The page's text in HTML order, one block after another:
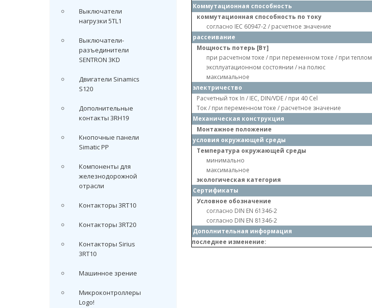
Выключатели
нагрузки 5TL1
Выключатели-
разъединители
SENTRON 3KD
Двигатели Sinamics
S120
Дополнительные
контакты 3RH19
Кнопочные панели
Simatic PP
Компоненты для
железнодорожной
отрасли
Контакторы 3RT10
Контакторы 3RT20
Контакторы Sirius
3RT10
Машинное зрение
Микроконтроллеры
Logo!
Коммутационная способность
коммутационная способность по току
согласно IEC 60947-2 / расчетное значение
рассеивание
Мощность потерь [Вт]
при расчетном токе / при переменном токе / при теплом
эксплуатационном состоянии / на полюс
максимальное
электричество
Расчетный ток In / IEC, DIN/VDE / при 40 Cel
Ток / при переменном токе / расчетное значение
Механическая конструкция
Монтажное положение
условия окружающей среды
Температура окружающей среды
минимально
максимальное
экологическая категория
Сертификаты
Условное обозначение
согласно DIN EN 61346-2
согласно DIN EN 81346-2
Дополнительная информация
последнее изменение: